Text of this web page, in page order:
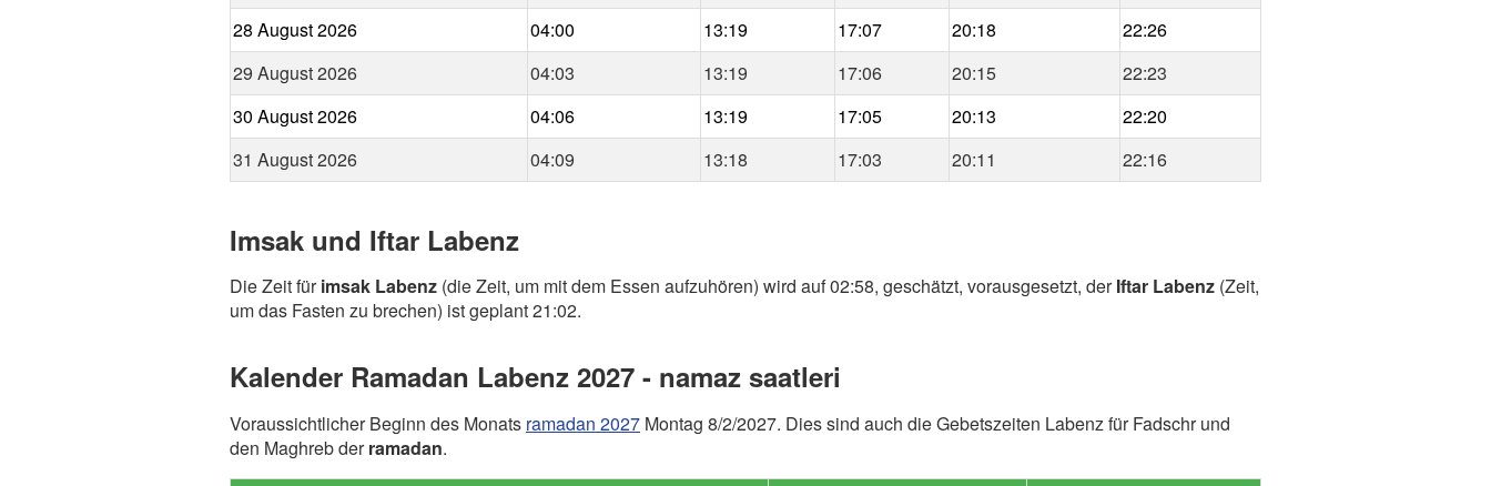
28 August 2026
04:00 13:19 17:07 20:18
22:26
29 August 2026
04:03 13:19 17:06 20:15
22:23
30 August 2026
04:06 13:19 17:05 20:13
22:20
31 August 2026
04:09 13:18 17:03 20:11 22:16
Imsak und Iftar Labenz
Die Zeit fürimsak Labenz (die Zeit, um mit dem Essen aufzuhören) wird auf 02:58, geschätzt, vorausgesetzt, derIftar Labenz (Zeit,
um das Fasten zu brechen) ist geplant 21:02.
Kalender Ramadan Labenz 2027 - namaz saatleri
Voraussichtlicher Beginn des Monats ramadan 2027 Montag 8/2/2027. Dies sind auch die Gebetszeiten Labenz für Fadschr und
den Maghreb derramadan.